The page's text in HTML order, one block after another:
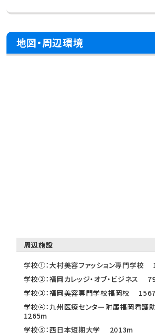
地図・周辺環境
周辺施設
学校①：大村美容ファッション専門学校
学校②：福岡カレッジ・オブ・ビジネス
学校③：福岡美容専門学校福岡校
学校④：九州医療センター附属福岡看
1265m
学校⑤：西日本短期大学 2013m